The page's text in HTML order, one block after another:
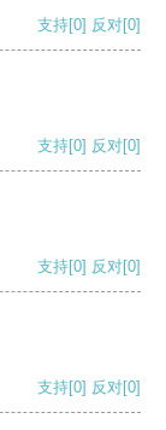
支持[0] 反对[0]
支持[0] 反对[0]
支持[0] 反对[0]
支持[0] 反对[0]